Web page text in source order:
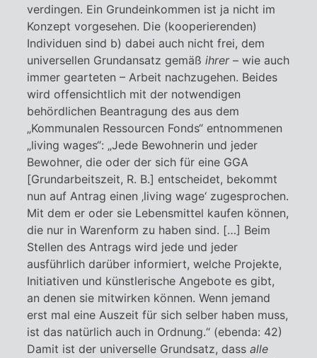
verdingen. Ein Grundeinkommen ist ja nicht im
Konzept vorgesehen. Die (kooperierenden)
Individuen sind b) dabei auch nicht frei, dem
universellen Grundansatz gemäß ihrer– wie auch
immer gearteten – Arbeit nachzugehen. Beides
wird offensichtlich mit der notwendigen
behördlichen Beantragung des aus dem
„Kommunalen Ressourcen Fonds“ entnommenen
„living wages“: „Jede Bewohnerin und jeder
Bewohner, die oder der sich für eine GGA
[Grundarbeitszeit, R. B.] entscheidet, bekommt
nun auf Antrag einen ‚living wage‘ zugesprochen.
Mit dem er oder sie Lebensmittel kaufen können,
die nur in Warenform zu haben sind. […] Beim
Stellen des Antrags wird jede und jeder
ausführlich darüber informiert, welche Projekte,
Initiativen und künstlerische Angebote es gibt,
an denen sie mitwirken können. Wenn jemand
erst mal eine Auszeit für sich selber haben muss,
ist das natürlich auch in Ordnung.“ (ebenda: 42)
Damit ist der universelle Grundsatz, dass alle